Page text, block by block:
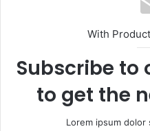
With
Subscribe to
to get the
Lorem ipsum